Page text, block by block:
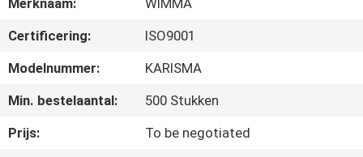
OVER
ONS
KWALITEITSCONTROLE
Merknaam:
WIMMA
Certificering:
ISO9001
Modelnummer:
KARISMA
Min. bestelaantal:
500 Stukken
Prijs:
To be negotiated